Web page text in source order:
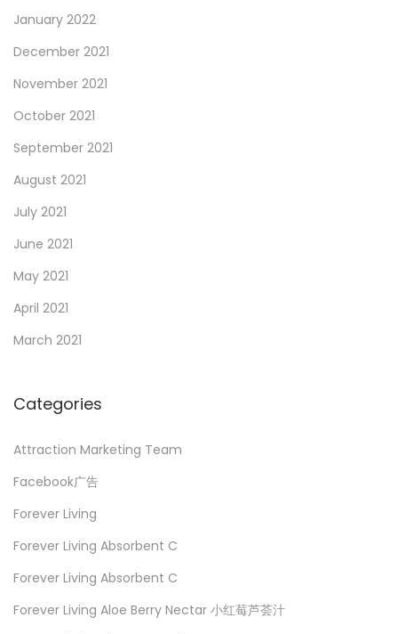
January 2022
December 2021
November 2021
October 2021
September 2021
August 2021
July 2021
June 2021
May 2021
April 2021
March 2021
Categories
Attraction Marketing Team
Facebook广告
Forever Living
Forever Living Absorbent C
Forever Living Absorbent C
Forever Living Aloe Berry Nectar 小红莓芦荟汁